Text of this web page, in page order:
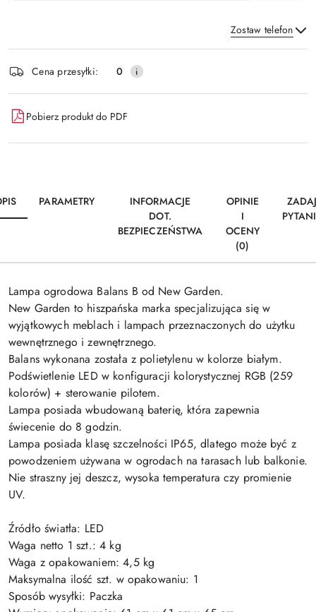
Zostaw telefon
Wyślij
i
dostawa
Cena przesyłki: 0
Pobierz produkt do PDF
PARAMETRY
INFORMACJE
DOT.
BEZPIECZEŃSTWA
OPINIE
I
OCENY
(0)
Lampa ogrodowa Balans B od New Garden.
New Garden to hiszpańska marka specjalizująca się w
wyjątkowych meblach i lampach przeznaczonych do użytku
wewnętrznego i zewnętrznego.
Balans wykonana została z polietylenu w kolorze białym.
Podświetlenie LED w konfiguracji kolorystycznej RGB (259
kolorów) + sterowanie pilotem.
Lampa posiada wbudowaną baterię, która zapewnia
świecenie do 8 godzin.
Lampa posiada klasę szczelności IP65, dlatego może być z
powodzeniem używana w ogrodach na tarasach lub balkonie.
Nie straszny jej deszcz, wysoka temperatura czy promienie
UV.
Źródło światła: LED
Waga netto 1 szt.: 4 kg
Waga z opakowaniem: 4,5 kg
Maksymalna ilość szt. w opakowaniu: 1
Sposób wysyłki: Paczka